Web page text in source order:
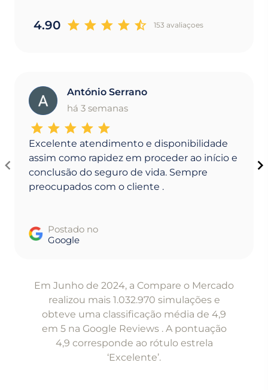
4.90 153 avaliaçoes
A
António Serrano
há 3 semanas
Excelente atendimento e disponibilidade
assim como rapidez em proceder ao início e
conclusão do seguro de vida. Sempre
preocupados com o cliente .
Postado no
Google
Em Junho de 2024, a Compare o Mercado
realizou mais 1.032.970 simulações e
obteve uma classificação média de 4,9
em 5 na Google Reviews . A pontuação
4,9 corresponde ao rótulo estrela
‘Excelente’.